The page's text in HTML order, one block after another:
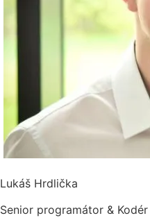
Lukáš Hrdlička
Senior programátor & Kodér